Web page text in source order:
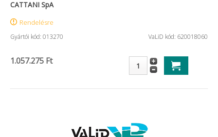
CATTANI SpA
Rendelésre
Gyártói kód: 013270 VaLiD kód: 620018060
1.057.275 Ft